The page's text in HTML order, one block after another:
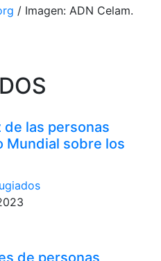
/ Imagen: ADN Celam.
de las personas
Mundial sobre los
de personas